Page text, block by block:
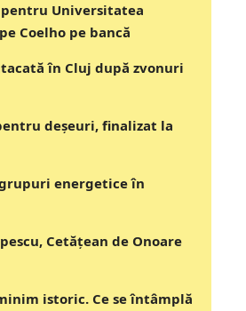
pentru Universitatea
Coelho pe bancă
în Cluj după zvonuri
deșeuri, finalizat la
energetice în
Cetățean de Onoare
istoric. Ce se întâmplă